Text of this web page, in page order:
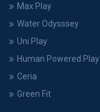
Max Play
Water Odysssey
Uni Play
Human Powered Play
Ceria
Green Fit